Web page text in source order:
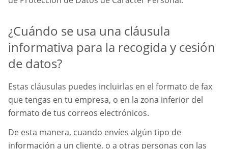
¿Cuándo se usa una cláusula
informativa para la recogida y cesión
de datos?
Estas cláusulas puedes incluirlas en el formato de fax
que tengas en tu empresa, o en la zona inferior del
formato de tus correos electrónicos.
De esta manera, cuando envíes algún tipo de
información a un cliente, o a otras personas con las